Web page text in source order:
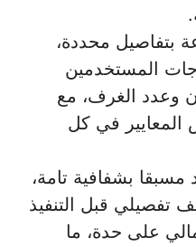
بتفاصيل محددة،
المستخدمين
وعدد الغرف، مع
في كل
مسبقا بشفافية تامة،
تفصيلي قبل التنفيذ
على حدة، ما